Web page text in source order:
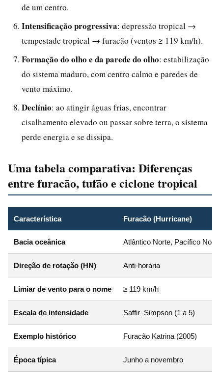
de um centro.
Intensificação progressiva: depressão tropical →
tempestade tropical → furacão (ventos ≥ 119 km/h).
Formação do olho e da parede do olho: estabilização
do sistema maduro, com centro calmo e paredes de
vento máximo.
Declínio: ao atingir águas frias, encontrar
cisalhamento elevado ou passar sobre terra, o sistema
perde energia e se dissipa.
Uma tabela comparativa: Diferenças
entre furacão, tufão e ciclone tropical
Característica Furacão (Hurricane)
Bacia oceânica Atlântico Norte, Pacífico
Direção de rotação (HN) Anti-horária
Limiar de vento para o nome ≥ 119 km/h
Escala de intensidade Saffir–Simpson (1 a 5)
Exemplo histórico Furacão Katrina (2005)
Época típica Junho a novembro